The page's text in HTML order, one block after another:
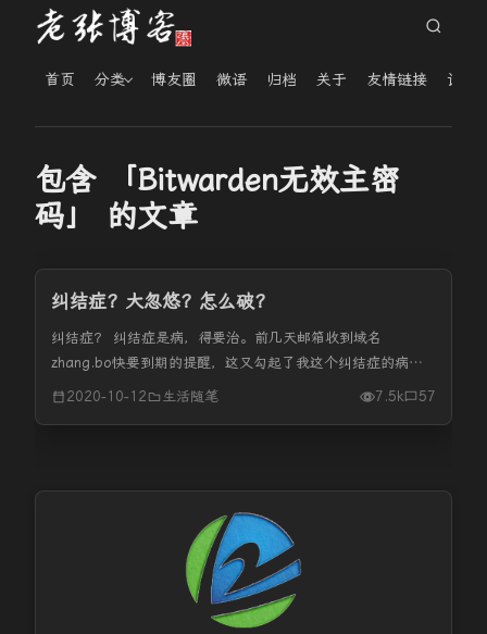
首页 分类 博友圈 微语 归档 关于 友情链接 读者
包含 「Bitwarden无效主密
码」 的文章
纠结症？大忽悠？怎么破？
纠结症？ 纠结症是病，得要治。前几天邮箱收到域名
zhang.bo快要到期的提醒，这又勾起了我这个纠结症的病。
不过还好，不再纠结用不用zhang.bo这个域名，我现在考虑
2020-10-12 生活随笔 7.5k 57